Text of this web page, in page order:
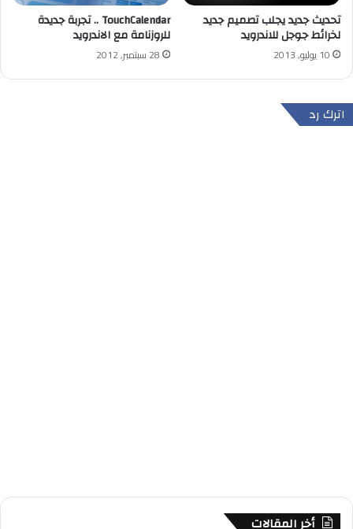
تحديث جديد يجلب تصميم جديد
لخرائط جوجل للاندرويد
10 يوليو, 2013
TouchCalendar .. تجربة جديدة
للروزنامة مع الاندرويد
28 سبتمبر, 2012
اترك رد
أخر المقالات